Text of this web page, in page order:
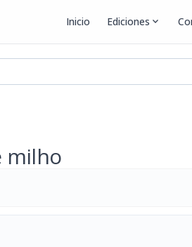
Inicio Ediciones expand_more
milho